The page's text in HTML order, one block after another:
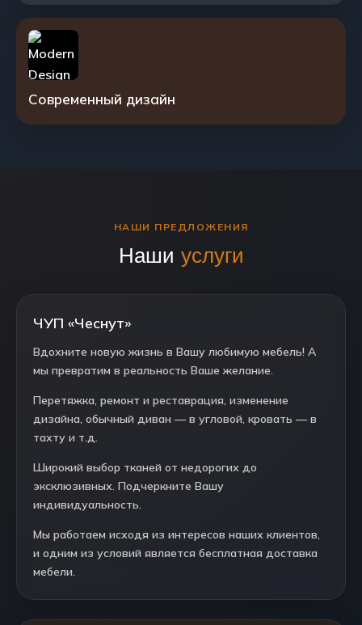
Современный дизайн
НАШИ ПРЕДЛОЖЕНИЯ
Наши услуги
ЧУП «Чеснут»
Вдохните новую жизнь в Вашу любимую мебель! А
мы превратим в реальность Ваше желание.
Перетяжка, ремонт и реставрация, изменение
дизайна, обычный диван — в угловой, кровать — в
тахту и т.д.
Широкий выбор тканей от недорогих до
эксклюзивных. Подчеркните Вашу
индивидуальность.
Мы работаем исходя из интересов наших клиентов,
и одним из условий является бесплатная доставка
мебели.